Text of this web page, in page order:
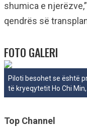
shumica e
qendrës së
FOTO GALERI
Piloti besohet se është
të kryeqytetit Ho Chi
Top Channel